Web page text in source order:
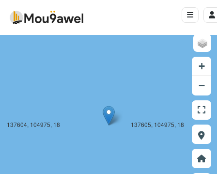
137604, 104975, 18 137605, 104975, 18
+
−